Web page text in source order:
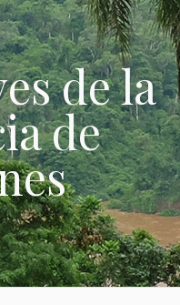
de la
de